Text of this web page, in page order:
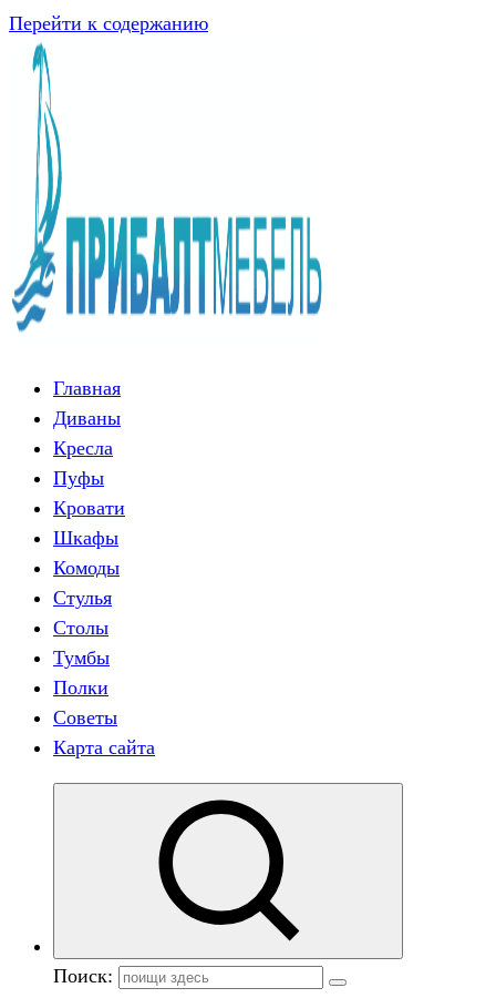
Перейти к содержанию
Главная
Диваны
Кресла
Пуфы
Кровати
Шкафы
Комоды
Стулья
Столы
Тумбы
Полки
Советы
Карта сайта
Поиск: